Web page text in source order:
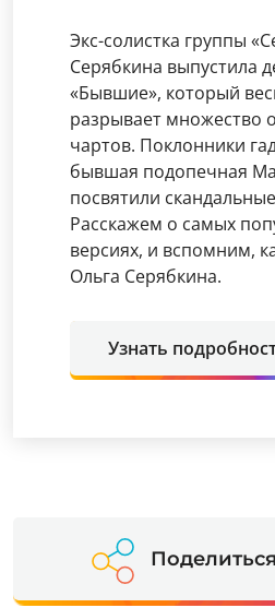
Экс-солистка группы
Серябкина выпустила
«Бывшие», который
разрывает множество
чартов. Поклонники
бывшая подопечная
посвятили
Расскажем о самых
версиях, и вспомним,
Ольга Серябкина.
Узнать